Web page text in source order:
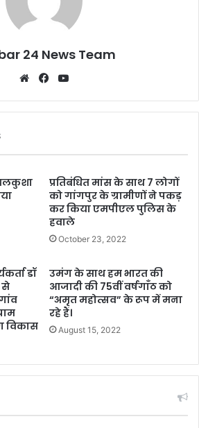
24 News Team
WebsiteFacebook
प्रतिबंधित मांस के साथ 7 लोगों
को गांगपुर के ग्रामीणों ने पकड़
कर किया एमपीएल पुलिस के
हवाले
October 23, 2022
डॉ
से
विकास
उमंग के साथ हम भारत की
आजादी की 75वीं वर्षगाँठ को
“अमृत महोत्सव” के रूप में मना
रहे हैं।
August 15, 2022